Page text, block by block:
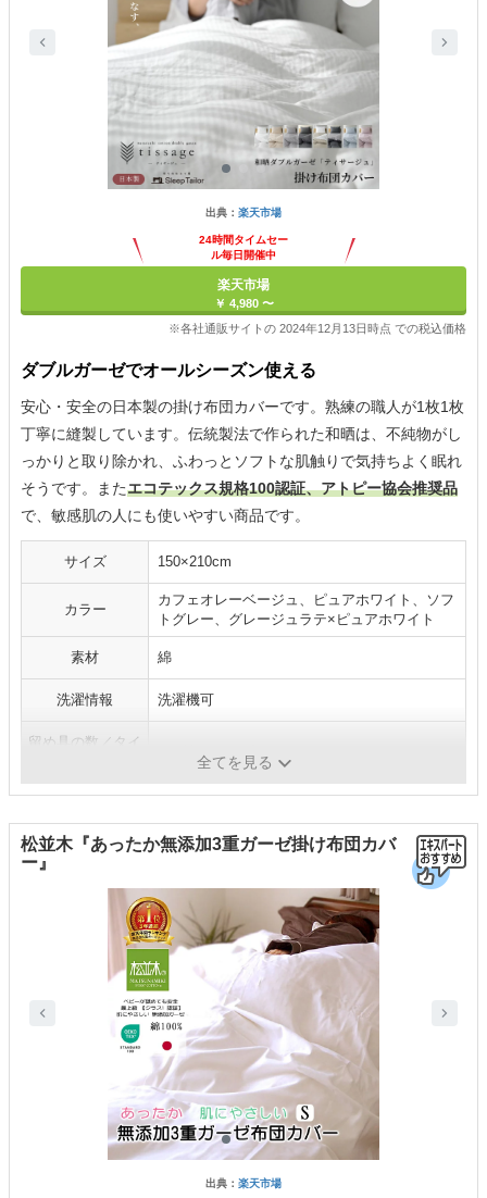
出典： 楽天市場
24時間タイムセー
ル毎日開催中
楽天市場
￥ 4,980 〜
※各社通販サイトの 2024年12月13日時点 での税込価格
ダブルガーゼでオールシーズン使える
安心・安全の日本製の掛け布団カバーです。熟練の職人が1枚1枚
丁寧に縫製しています。伝統製法で作られた和晒は、不純物がし
っかりと取り除かれ、ふわっとソフトな肌触りで気持ちよく眠れ
そうです。またエコテックス規格100認証、アトピー協会推奨品
で、敏感肌の人にも使いやすい商品です。
サイズ 150×210cm
カラー
カフェオレーベージュ、ピュアホワイト、ソフ
トグレー、グレージュラテ×ピュアホワイト
素材 綿
洗濯情報 洗濯機可
留め具の数／タイ
8カ所/スナップボタン
全てを見る
松並木『あったか無添加3重ガーゼ掛け布団カバ
ー』
出典： 楽天市場